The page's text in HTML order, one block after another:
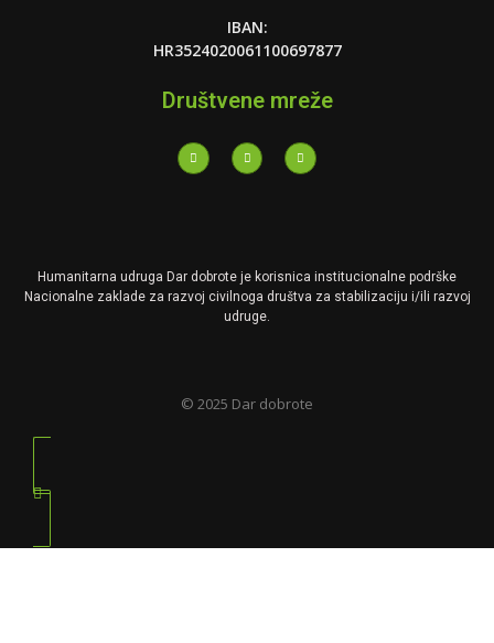
IBAN:
HR3524020061100697877
Društvene mreže
Humanitarna udruga Dar dobrote je korisnica institucionalne podrške
Nacionalne zaklade za razvoj civilnoga društva za stabilizaciju i/ili razvoj
udruge.
© 2025 Dar dobrote